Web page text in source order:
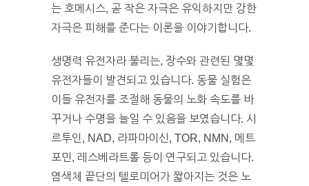
는 호메시스, 곧 작은 자극은 유익하지만 강한
자극은 피해를 준다는 이론을 이야기합니다.
생명력 유전자라 불리는, 장수와 관련된 몇몇
유전자들이 발견되고 있습니다. 동물 실험은
이들 유전자를 조절해 동물의 노화 속도를 바
꾸거나 수명을 늘일 수 있음을 보였습니다. 시
르투인, NAD, 라파마이신, TOR, NMN, 메트
포민, 레스베라트롤 등이 연구되고 있습니다.
염색체 끝단의 텔로미어가 짧아지는 것은 노